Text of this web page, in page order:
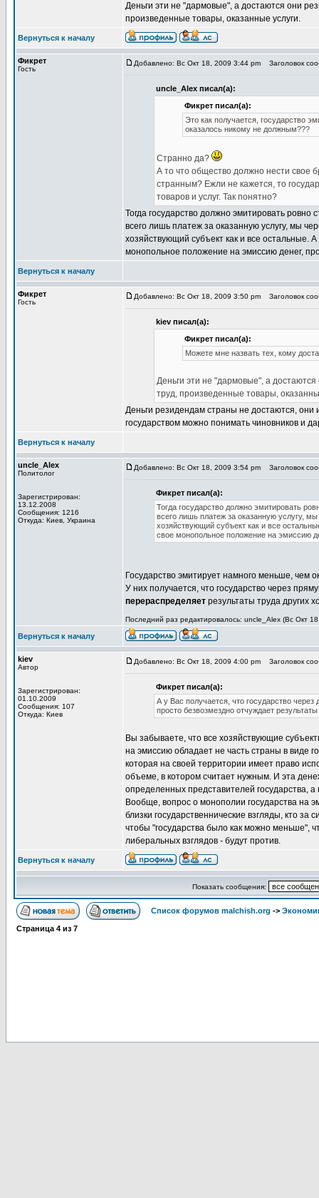
Деньги эти не "дармовые", а достаются они
произведенные товары, оказанные услуги.
Вернуться к началу
Фикрет
Гость
Добавлено: Вс Окт 18, 2009 3:44 pm Заголовок
uncle_Alex писал(а):
Фикрет писал(а):
Это как получается, государство
оказалось никому не должным???
Странно да?
А то что общество должно нести свое
странным? Ежли не кажется, то
товаров и услуг. Так понятно?
Тогда государство должно эмитировать ровно
всего лишь платеж за оказанную услугу, мы
хозяйствующий субъект как и все остальные.
монопольное положение на эмиссию денег,
Вернуться к началу
Фикрет
Гость
Добавлено: Вс Окт 18, 2009 3:50 pm Заголовок
kiev писал(а):
Фикрет писал(а):
Можете мне назвать тех, кому
Деньги эти не "дармовые", а
труд, произведенные товары,
Деньги резидендам страны не достаются,
государством можно понимать чиновников и
Вернуться к началу
uncle_Alex
Политолог
Зарегистрирован:
13.12.2008
Сообщения: 1216
Откуда: Киев, Украина
Добавлено: Вс Окт 18, 2009 3:54 pm Заголовок
Фикрет писал(а):
Тогда государство должно эмитировать
всего лишь платеж за оказанную услугу,
хозяйствующий субъект как и все
свое монопольное положение на эмиссию
Государство эмитирует намного меньше, чем
У них получается, что государство через
перераспределяет результаты труда других
Последний раз редактировалось: uncle_Alex (Вс Окт
Вернуться к началу
kiev
Автор
Зарегистрирован:
01.10.2009
Сообщения: 107
Откуда: Киев
Добавлено: Вс Окт 18, 2009 4:00 pm Заголовок
Фикрет писал(а):
А у Вас получается, что государство
просто безвозмездно отчуждает
Вы забываете, что все хозяйствующие
на эмиссию обладает не часть страны в виде
которая на своей территории имеет право
объеме, в котором считает нужным. И эта
определенных представителей государства,
Вообще, вопрос о монополии государства на
близки государственнические взгляды, кто
чтобы "государства было как можно меньше",
либеральных взглядов - будут против.
Вернуться к началу
Показать сообщения:
Список форумов malchish.org ->
Страница 4 из 7